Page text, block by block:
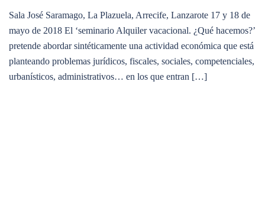
Sala José Saramago, La Plazuela, Arrecife, Lanzarote 17 y 18 de
mayo de 2018 El ‘seminario Alquiler vacacional. ¿Qué hacemos?’
pretende abordar sintéticamente una actividad económica que está
planteando problemas jurídicos, fiscales, sociales, competenciales,
urbanísticos, administrativos… en los que entran […]